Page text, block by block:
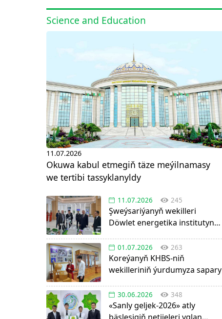
Science and Education
11.07.2026
Okuwa kabul etmegiň täze meýilnamasy
we tertibi tassyklanyldy
11.07.2026 245
Şweýsariýanyň wekilleri
Döwlet energetika institutynda
01.07.2026 263
Koreýanyň KHBS-niň
wekilleriniň ýurdumyza sapary
30.06.2026 348
«Sanly geljek-2026» atly
bäsleşigiň netijeleri yglan